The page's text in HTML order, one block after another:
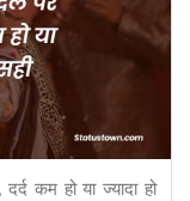
कम हो या ज्यादा हो